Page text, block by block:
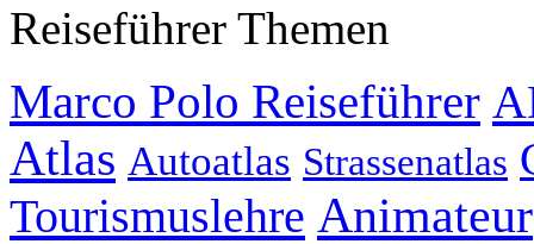
Reiseführer Themen
Marco Polo Reiseführer
Atlas Autoatlas Strassenatlas
Tourismuslehre Animateur